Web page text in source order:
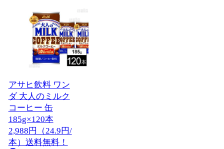
アサヒ飲料 ワン
ダ 大人のミルク
コーヒー 缶
185g×120本
2,988円（24.9円/
本）送料無料！